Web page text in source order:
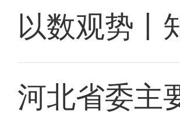
以数观势丨
河北省委主